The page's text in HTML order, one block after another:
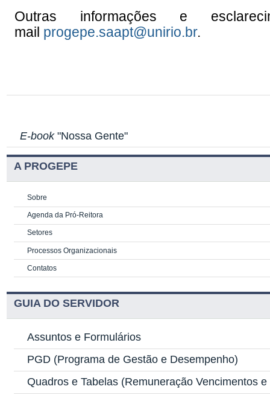
Outras informações e
mail progepe.saapt@unirio.br.
E-book"Nossa Gente"
A PROGEPE
Sobre
Agenda da Pró-Reitora
Setores
Processos Organizacionais
Contatos
GUIA DO SERVIDOR
Assuntos e Formulários
PGD (Programa de Gestão e Desempenho)
Quadros e Tabelas (Remuneração Vencimentos